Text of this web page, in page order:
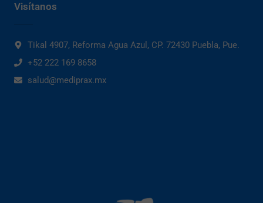
Visítanos
Tikal 4907, Reforma Agua Azul, CP. 72430 Puebla, Pue.
+52 222 169 8658
salud@mediprax.mx